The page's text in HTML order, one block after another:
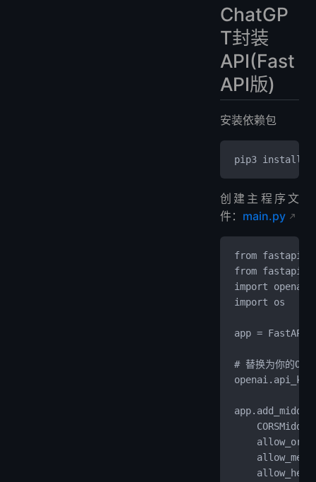
ChatGP
T封装
API(Fast
API版)
安装依赖包
pip3 install
创建主程序文
件： main.py
from fastapi
from
import openai
import os
app =
# 替换为你的